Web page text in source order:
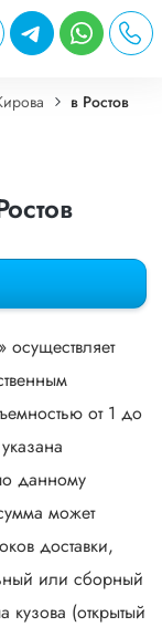
в Ростов
осуществляет
от 1 до
данному
может
доставки,
или сборный
кузова (открытый